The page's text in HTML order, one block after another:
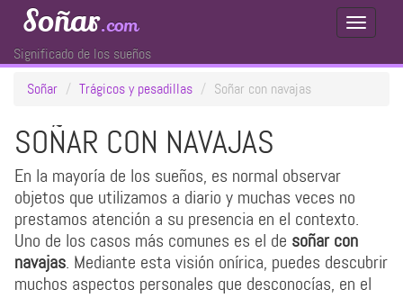
Toggle
Soñar.com
Significado de los sueños
Soñar
Trágicos y pesadillas Soñar con navajas
SOÑAR CON NAVAJAS
En la mayoría de los sueños, es normal observar
objetos que utilizamos a diario y muchas veces no
prestamos atención a su presencia en el contexto.
Uno de los casos más comunes es el de soñar con
navajas. Mediante esta visión onírica, puedes descubrir
muchos aspectos personales que desconocías, en el